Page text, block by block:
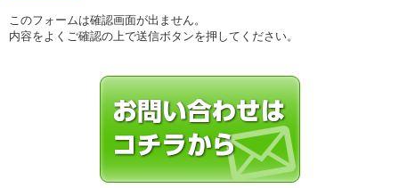
このフォームは確認画面が出ません。
内容をよくご確認の上で送信ボタンを押してください。